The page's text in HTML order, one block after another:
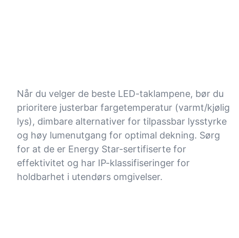
Når du velger de beste LED-taklampene, bør du
prioritere justerbar fargetemperatur (varmt/kjølig
lys), dimbare alternativer for tilpassbar lysstyrke
og høy lumenutgang for optimal dekning. Sørg
for at de er Energy Star-sertifiserte for
effektivitet og har IP-klassifiseringer for
holdbarhet i utendørs omgivelser.